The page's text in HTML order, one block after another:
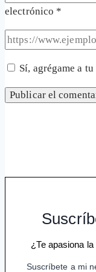
electrónico *
Sí, agrégame a
¿Te apasiona
Suscríbete a mi